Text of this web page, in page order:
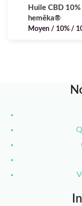
Huile CBD 10%
hemēka®
Moyen / 10% /